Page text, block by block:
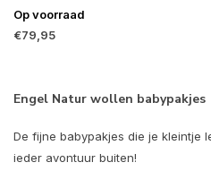
Op voorraad
€79,95
Engel Natur wollen babypakjes
De fijne babypakjes die je kleintje
ieder avontuur buiten!